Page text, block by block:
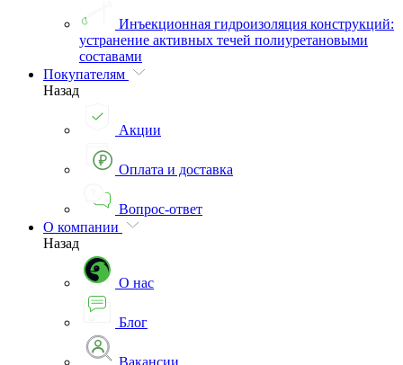
Инъекционная гидроизоляция конструкций:
устранение активных течей полиуретановыми
составами
Покупателям
Назад
Акции
Оплата и доставка
Вопрос-ответ
О компании
Назад
О нас
Блог
Вакансии